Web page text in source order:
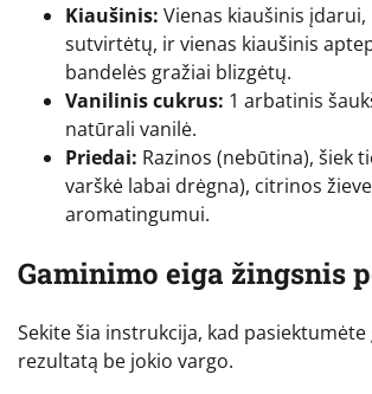
Kiaušinis: Vienas kiaušinis įdarui,
sutvirtėtų, ir vienas kiaušinis
bandelės gražiai blizgėtų.
Vanilinis cukrus: 1 arbatinis
natūrali vanilė.
Priedai: Razinos (nebūtina), šiek
varškė labai drėgna), citrinos
aromatingumui.
Gaminimo eiga žingsnis
Sekite šia instrukcija, kad pasiektumėte
rezultatą be jokio vargo.